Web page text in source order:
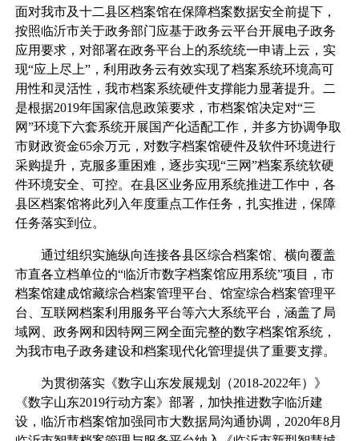
面对我市及十二县区档案馆在保障档案数据安全前提下，
按照临沂市关于政务部门应基于政务云平台开展电子政务
应用要求，对部署在政务平台上的系统统一申请上云，实
现“应上尽上”，利用政务云有效实现了档案系统环境高可
用性和灵活性，我市档案系统硬件支撑能力显著提升。二
是根据2019年国家信息政策要求，市档案馆决定对“三
网”环境下六套系统开展国产化适配工作，并多方协调争取
市财政资金65余万元，对数字档案馆硬件及软件环境进行
采购提升，克服多重困难，逐步实现“三网”档案系统软硬
件环境安全、可控。在县区业务应用系统推进工作中，各
县区档案馆将此列入年度重点工作任务，扎实推进，保障
任务落实到位。
通过组织实施纵向连接各县区综合档案馆、横向覆盖
市直各立档单位的“临沂市数字档案馆应用系统”项目，市
档案馆建成馆藏综合档案管理平台、馆室综合档案管理平
台、互联网档案利用服务平台等六大系统平台，涵盖了局
域网、政务网和因特网三网全面完整的数字档案馆系统，
为我市电子政务建设和档案现代化管理提供了重要支撑。
为贯彻落实《数字山东发展规划（2018-2022年）》
《数字山东2019行动方案》部署，加快推进数字临沂建
设，临沂市档案馆加强同市大数据局沟通协调，2020年8月